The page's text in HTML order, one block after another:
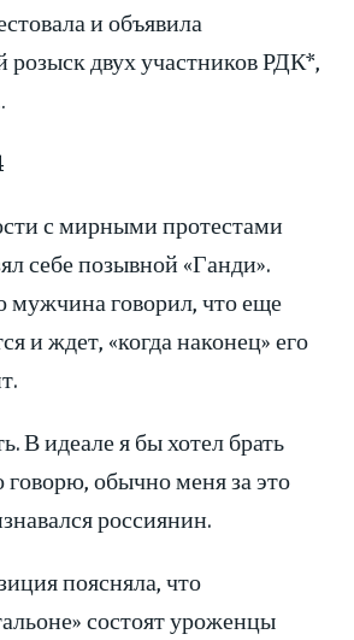
и объявила
двух участников РДК*,
с мирными протестами
себе позывной «Ганди».
мужчина говорил, что еще
и ждет, «когда наконец» его
В идеале я бы хотел брать
говорю, обычно меня за это
россиянин.
поясняла, что
состоят уроженцы